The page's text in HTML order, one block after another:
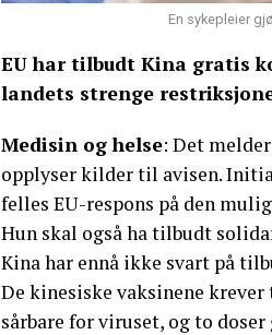
En sykepleier
EU har tilbudt Kina gratis
landets strenge
Medisin og helse: Det melder
opplyser kilder til avisen.
felles EU-respons på den
Hun skal også ha tilbudt
Kina har ennå ikke svart på
De kinesiske vaksinene
sårbare for viruset, og to